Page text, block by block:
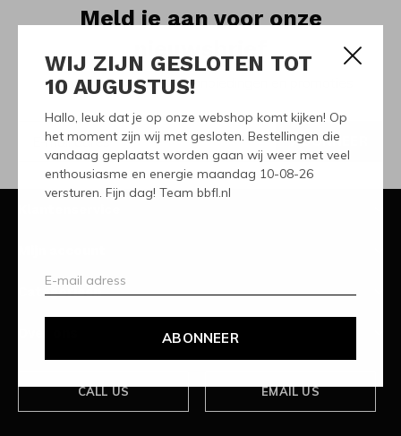
WIJ ZIJN GESLOTEN TOT
10 AUGUSTUS!
Hallo, leuk dat je op onze webshop komt kijken! Op
het moment zijn wij met gesloten. Bestellingen die
vandaag geplaatst worden gaan wij weer met veel
enthousiasme en energie maandag 10-08-26
versturen. Fijn dag! Team bbfl.nl
ABONNEER
Meld je aan voor onze
Ontvang de nieuwste aanbiedingen en promoties
ABONNEER
Categorieën
CALL US EMAIL US